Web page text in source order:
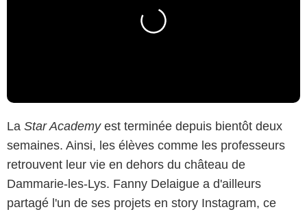
La Star Academyest terminée depuis bientôt deux
semaines. Ainsi, les élèves comme les professeurs
retrouvent leur vie en dehors du château de
Dammarie-les-Lys. Fanny Delaigue a d'ailleurs
partagé l'un de ses projets en story Instagram, ce